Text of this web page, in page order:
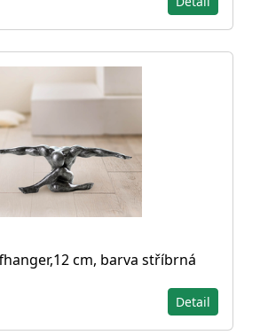
cm, barva stříbrná
Detail